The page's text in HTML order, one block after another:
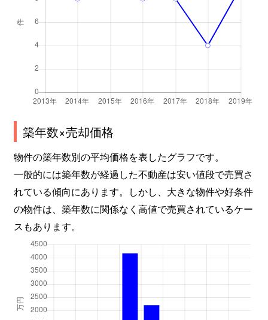
築年数×売却価格
物件の築年数別の平均価格を表したグラフです。
一般的には築年数が経過した不動産は安い値段で売買さ
れている傾向にあります。しかし、大きな物件や好条件
の物件は、築年数に関係なく高値で売買されているケー
スもあります。